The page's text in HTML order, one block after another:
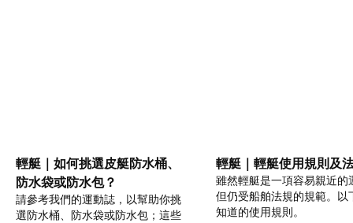
輕艇｜如何挑選皮艇防水桶、
防水袋或防水包？
請參考我們的運動誌，以幫助你挑
選防水桶、防水袋或防水包；這些
輕艇｜輕艇使用規則及
雖然輕艇是一項容易親近的
但仍受船舶法規的規範。以
知道的使用規則。